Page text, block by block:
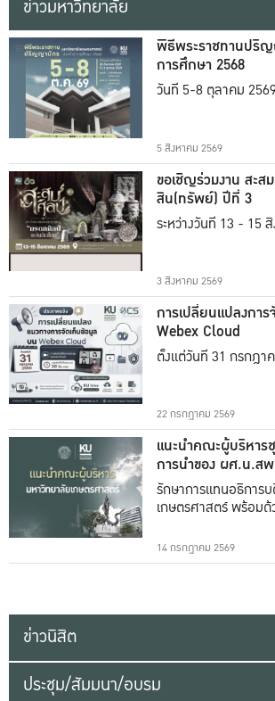
ข่าวมหาวิทยาลัย
พิธีพระราชทานปริ
การศึกษา 2568
วันที่ 5-8 ตุลาคม
5 สิงหาคม 2569
ขอเชิญร่วมงาน สะส
สิน(ทรัพย์) ปีที่ 3
ระหว่างวันที่ 13 - 15
3 สิงหาคม 2569
การเปลี่ยนแปลงกา
Webex Cloud
ตั้งแต่วันที่ 31 กรกฎา
22 กรกฎาคม 2569
แนะนำคณะผู้บริหาร
การนำของ ผศ.น.ส
ธรรม
รักษาการแทนอธิการ
เกษตรศาสตร์ พร้อมด้
14 กรกฎาคม 2569
ข่าวนิสิต
ประชุม/สัมมนา/อบรม